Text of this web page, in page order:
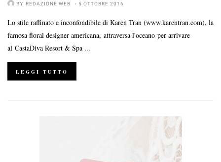
BY REDAZIONE WEB 5 OTTOBRE 2016
Lo stile raffinato e inconfondibile di Karen Tran (www.karentran.com), la
famosa floral designer americana, attraversa l'oceano per arrivare
al CastaDiva Resort & Spa ...
LEGGI TUTTO